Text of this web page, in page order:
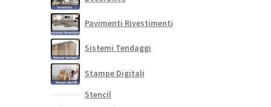
Pavimenti Rivestimenti
Sistemi Tendaggi
Stampe Digitali
Stencil